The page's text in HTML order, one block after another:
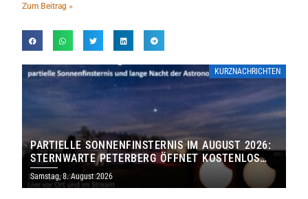
Zum Beitrag »
KURZNACHRICHTEN
PARTIELLE SONNENFINSTERNIS IM AUGUST 2026:
STERNWARTE PETERBERG ÖFFNET KOSTENLOS
IHRE TORE
Samstag, 8. August 2026